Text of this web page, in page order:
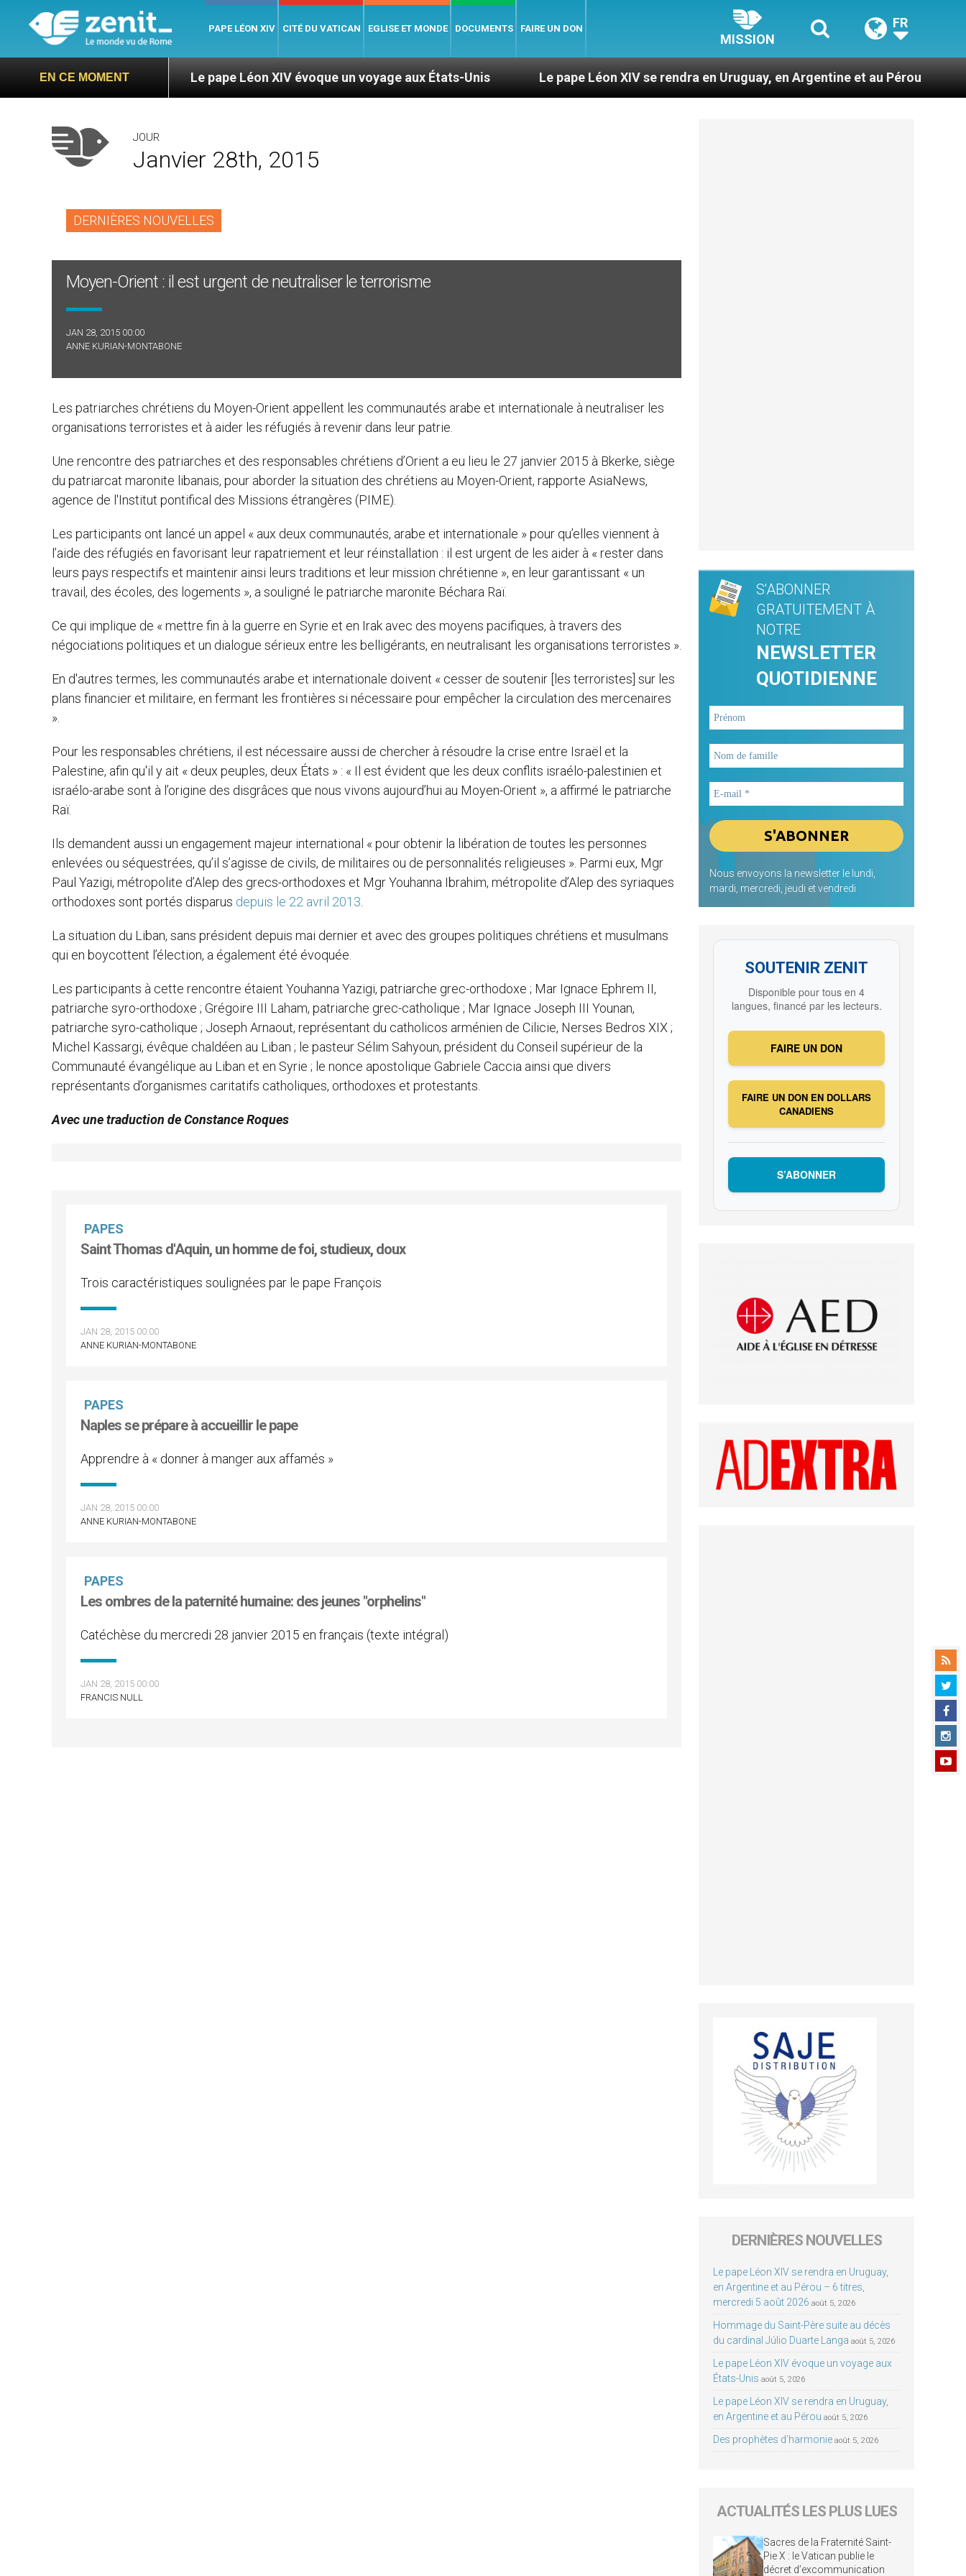
PAPE LÉON XIV CITÉ DU VATICAN EGLISE ET MONDE DOCUMENTS FAIRE UN DON
MISSION
FR
EN CE MOMENT
Langa Le pape Léon XIV évoque un voyage aux États-Unis Le pape Léon XIV se rendra en Uruguay, en Argentine et au Pérou Des
JOUR
Janvier 28th, 2015
DERNIÈRES NOUVELLES
Moyen-Orient : il est urgent de neutraliser le terrorisme
JAN 28, 2015 00:00
ANNE KURIAN-MONTABONE
Les patriarches chrétiens du Moyen-Orient appellent les communautés arabe et internationale à neutraliser les
organisations terroristes et à aider les réfugiés à revenir dans leur patrie.
Une rencontre des patriarches et des responsables chrétiens d’Orient a eu lieu le 27 janvier 2015 à Bkerke, siège
du patriarcat maronite libanais, pour aborder la situation des chrétiens au Moyen-Orient, rapporte AsiaNews,
agence de l'Institut pontifical des Missions étrangères (PIME).
Les participants ont lancé un appel « aux deux communautés, arabe et internationale » pour qu’elles viennent à
l’aide des réfugiés en favorisant leur rapatriement et leur réinstallation : il est urgent de les aider à « rester dans
leurs pays respectifs et maintenir ainsi leurs traditions et leur mission chrétienne », en leur garantissant « un
travail, des écoles, des logements », a souligné le patriarche maronite Béchara Raï.
Ce qui implique de « mettre fin à la guerre en Syrie et en Irak avec des moyens pacifiques, à travers des
négociations politiques et un dialogue sérieux entre les belligérants, en neutralisant les organisations terroristes ».
En d'autres termes, les communautés arabe et internationale doivent « cesser de soutenir [les terroristes] sur les
plans financier et militaire, en fermant les frontières si nécessaire pour empêcher la circulation des mercenaires
».
Pour les responsables chrétiens, il est nécessaire aussi de chercher à résoudre la crise entre Israël et la
Palestine, afin qu'il y ait « deux peuples, deux États » : « Il est évident que les deux conflits israélo-palestinien et
israélo-arabe sont à l’origine des disgrâces que nous vivons aujourd’hui au Moyen-Orient », a affirmé le patriarche
Raï.
Ils demandent aussi un engagement majeur international « pour obtenir la libération de toutes les personnes
enlevées ou séquestrées, qu’il s’agisse de civils, de militaires ou de personnalités religieuses ». Parmi eux, Mgr
Paul Yazigi, métropolite d’Alep des grecs-orthodoxes et Mgr Youhanna Ibrahim, métropolite d’Alep des syriaques
orthodoxes sont portés disparus depuis le 22 avril 2013
La situation du Liban, sans président depuis mai dernier et avec des groupes politiques chrétiens et musulmans
qui en boycottent l’élection, a également été évoquée.
Les participants à cette rencontre étaient Youhanna Yazigi, patriarche grec-orthodoxe ; Mar Ignace Ephrem II,
patriarche syro-orthodoxe ; Grégoire III Laham, patriarche grec-catholique ; Mar Ignace Joseph III Younan,
patriarche syro-catholique ; Joseph Arnaout, représentant du catholicos arménien de Cilicie, Nerses Bedros XIX ;
Michel Kassargi, évêque chaldéen au Liban ; le pasteur Sélim Sahyoun, président du Conseil supérieur de la
Communauté évangélique au Liban et en Syrie ; le nonce apostolique Gabriele Caccia ainsi que divers
représentants d’organismes caritatifs catholiques, orthodoxes et protestants.
Avec une traduction de Constance Roques
PAPES
Saint Thomas d'Aquin, un homme de foi, studieux, doux
Trois caractéristiques soulignées par le pape François
JAN 28, 2015 00:00
ANNE KURIAN-MONTABONE
PAPES
Naples se prépare à accueillir le pape
Apprendre à « donner à manger aux affamés »
JAN 28, 2015 00:00
ANNE KURIAN-MONTABONE
PAPES
Les ombres de la paternité humaine: des jeunes "orphelins"
Catéchèse du mercredi 28 janvier 2015 en français (texte intégral)
JAN 28, 2015 00:00
FRANCIS NULL
S'ABONNER
GRATUITEMENT À
NOTRE
NEWSLETTER
QUOTIDIENNE
Nous envoyons la newsletter le lundi,
mardi, mercredi, jeudi et vendredi
SOUTENIR ZENIT
Disponible pour tous en 4
langues, financé par les lecteurs.
FAIRE UN DON
FAIRE UN DON EN DOLLARS
CANADIENS
S’ABONNER
DERNIÈRES NOUVELLES
Le pape Léon XIV se rendra en Uruguay,
en Argentine et au Pérou – 6 titres,
mercredi 5 août 2026 août 5, 2026
Hommage du Saint-Père suite au décès
du cardinal Júlio Duarte Langa août 5, 2026
Le pape Léon XIV évoque un voyage aux
États-Unis août 5, 2026
Le pape Léon XIV se rendra en Uruguay,
en Argentine et au Pérou août 5, 2026
Des prophètes d’harmonie août 5, 2026
ACTUALITÉS LES PLUS LUES
Sacres de la Fraternité Saint-
Pie X : le Vatican publie le
décret d’excommunication